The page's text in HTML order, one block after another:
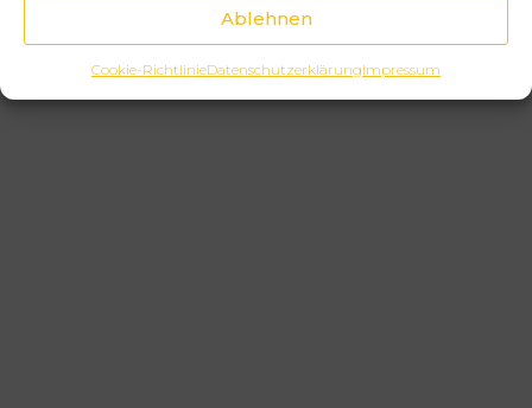
Ablehnen
Cookie-RichtlinieDatenschutzerklärungImpressum